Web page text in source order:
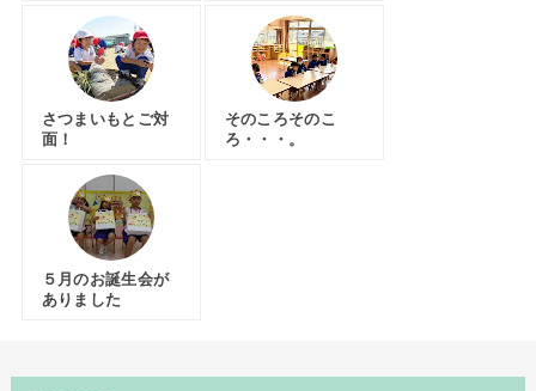
さつまいもとご対
面！
そのころそのこ
ろ・・・。
５月のお誕生会が
ありました